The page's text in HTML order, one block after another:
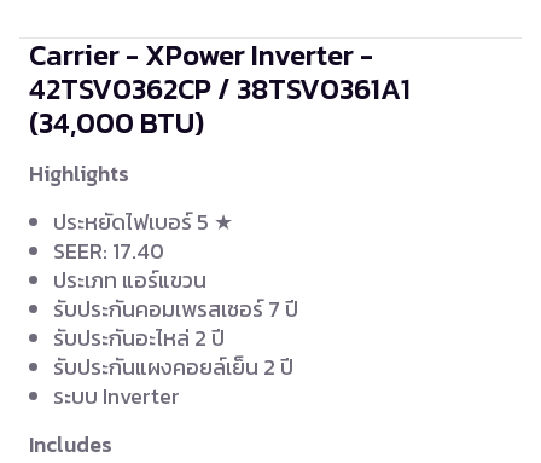
Carrier - XPower Inverter -
42TSV0362CP / 38TSV0361A1
(34,000 BTU)
Highlights
ประหยัดไฟเบอร์ 5 ★
SEER: 17.40
ประเภท แอร์แขวน
รับประกันคอมเพรสเซอร์ 7 ปี
รับประกันอะไหล่ 2 ปี
รับประกันแผงคอยล์เย็น 2 ปี
ระบบ Inverter
Includes